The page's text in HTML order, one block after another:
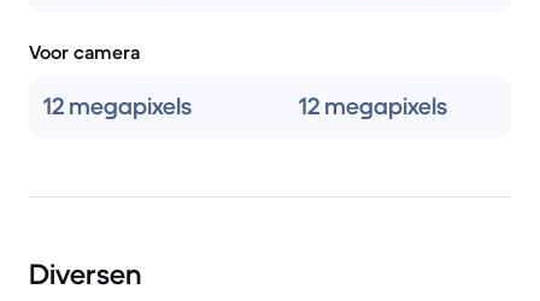
Voor camera
12 megapixels 12 megapixels
Diversen